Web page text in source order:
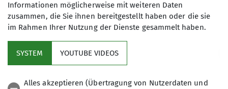
mehr erfahren
Andere Themen
Informationen möglicherweise mit weiteren Daten
zusammen, die Sie ihnen bereitgestellt haben oder die sie
im Rahmen Ihrer Nutzung der Dienste gesammelt haben.
SYSTEM YOUTUBE VIDEOS
Alles akzeptieren (Übertragung von Nutzerdaten und